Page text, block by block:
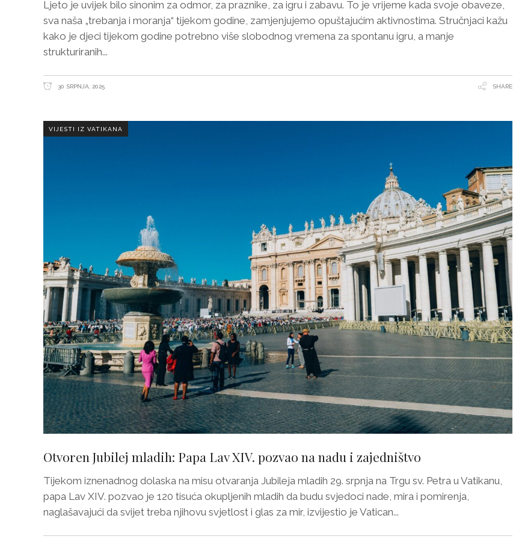
Ljeto je uvijek bilo sinonim za odmor, za praznike, za igru i zabavu. To je vrijeme kada svoje obaveze,
sva naša „trebanja i moranja“ tijekom godine, zamjenjujemo opuštajućim aktivnostima. Stručnjaci kažu
kako je djeci tijekom godine potrebno više slobodnog vremena za spontanu igru, a manje
strukturiranih
30 SRPNJA, 2025 SHARE
VIJESTI IZ VATIKANA
Otvoren Jubilej mladih: Papa Lav XIV. pozvao na nadu i zajedništvo
Tijekom iznenadnog dolaska na misu otvaranja Jubileja mladih 29. srpnja na Trgu sv. Petra u Vatikanu,
papa Lav XIV. pozvao je 120 tisuća okupljenih mladih da budu svjedoci nade, mira i pomirenja,
naglašavajući da svijet treba njihovu svjetlost i glas za mir, izvijestio je Vatican